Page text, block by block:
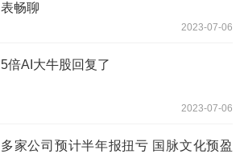
表畅聊
2023-07-06
5倍AI大牛股回复了
2023-07-06
多家公司预计半年报扭亏 国脉文化预盈